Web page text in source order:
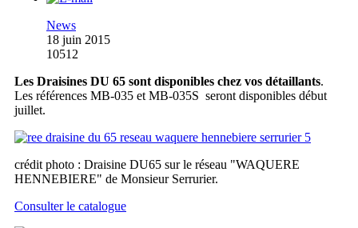
News
18 juin 2015
10512
Les Draisines DU 65 sont disponibles chez vos détaillants.
Les références MB-035 et MB-035S seront disponibles début
juillet.
crédit photo : Draisine DU65 sur le réseau "WAQUERE
HENNEBIERE" de Monsieur Serrurier.
Consulter le catalogue